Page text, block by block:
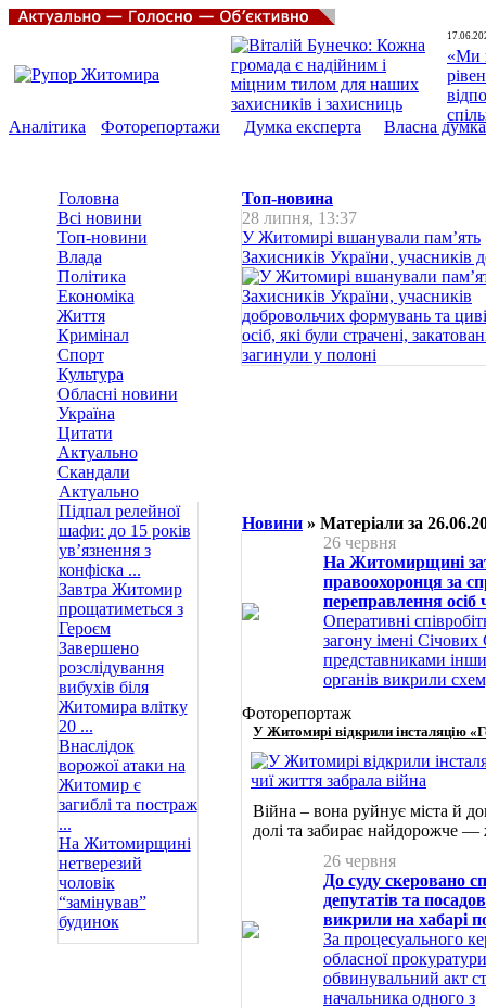
«Ми
Аналітика Фоторепортажи Думка експерта Власна думка
Головна
Всі новини
Топ-новини
Влада
Політика
Економіка
Життя
Кримінал
Спорт
Культура
Обласні новини
Україна
Цитати
Актуально
Скандали
Актуально
Підпал релейної
шафи: до 15 років
ув’язнення з
конфіска ...
Завтра Житомир
прощатиметься з
Героєм
Завершено
розслідування
вибухів біля
Житомира влітку
20 ...
Внаслідок
ворожої атаки на
Житомир є
загиблі та постраж
...
На Житомирщині
нетверезий
чоловік
“замінував”
будинок
Топ-новина
28 липня, 13:37
У Житомирі вшанували пам’ять
Захисників України, учасників
Новини » Матеріали за
26 червня
На Житомирщині
правоохоронця за
переправлення осіб
Оперативні
загону імені Січових
представниками
органів викрили
Фоторепортаж
У Житомирі відкрили інсталяцію
Війна – вона руйнує міста й
долі та забирає найдорожче
26 червня
До суду скеровано
депутатів та
викрили на хабарі
За процесуального
обласної
обвинувальний акт
начальника одного з